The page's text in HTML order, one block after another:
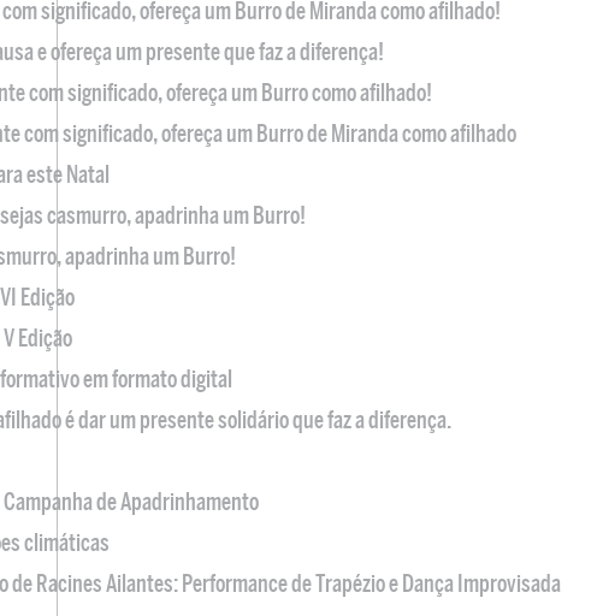
significado, ofereça um Burro de Miranda como afilhado!
e ofereça um presente que faz a diferença!
com significado, ofereça um Burro como afilhado!
com significado, ofereça um Burro de Miranda como afilhado
este Natal
casmurro, apadrinha um Burro!
apadrinha um Burro!
Edição
Edição
em formato digital
é dar um presente solidário que faz a diferença.
de Apadrinhamento
climáticas
de Racines Ailantes: Performance de Trapézio e Dança Improvisada